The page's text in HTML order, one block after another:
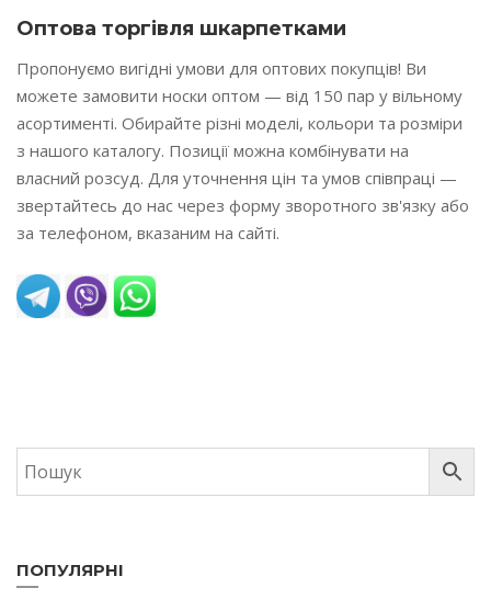
Оптова торгівля шкарпетками
Пропонуємо вигідні умови для оптових покупців! Ви
можете замовити носки оптом — від 150 пар у вільному
асортименті. Обирайте різні моделі, кольори та розміри
з нашого каталогу. Позиції можна комбінувати на
власний розсуд. Для уточнення цін та умов співпраці —
звертайтесь до нас через форму зворотного зв'язку або
за телефоном, вказаним на сайті.
ПОПУЛЯРНІ